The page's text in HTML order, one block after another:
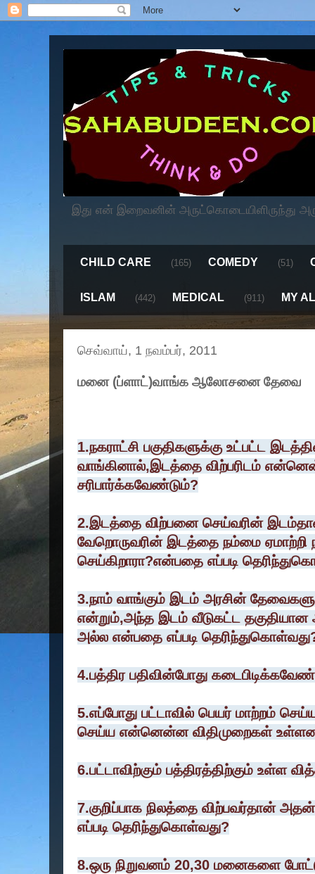
இது என் இறைவனின் அருட்கொடையிளிருந்து
CHILD CARE (165) COMEDY (51)
ISLAM (442) MEDICAL (911) MY
செவ்வாய், 1 நவம்பர், 2011
மனை (ப்ளாட்)வாங்க ஆலோசனை தேவை
1.நகராட்சி பகுதிகளுக்கு உட்பட்ட
வாங்கினால்,இடத்தை விற்பரிடம்
சரிபார்க்கவேண்டும்?
2.இடத்தை விற்பனை செய்வரின்
வேறொருவரின் இடத்தை நம்மை ஏமாற்றி
செய்கிறாரா?என்பதை எப்படி
3.நாம் வாங்கும் இடம் அரசின்
என்றும்,அந்த இடம் வீடுகட்ட தகுதியான
அல்ல என்பதை எப்படி
4.பத்திர பதிவின்போது
5.எப்போது பட்டாவில் பெயர் மாற்றம்
செய்ய என்னென்ன விதிமுறைகள்
6.பட்டாவிற்கும் பத்திரத்திற்கும் உள்ள
7.குறிப்பாக நிலத்தை விற்பவர்தான்
எப்படி தெரிந்துகொள்வது?
8.ஒரு நிறுவனம் 20,30 மனைகளை